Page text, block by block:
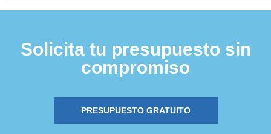
Solicita tu presupuesto sin
compromiso
PRESUPUESTO GRATUITO